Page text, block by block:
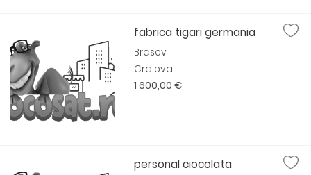
fabrica tigari germania
Brasov
Craiova
1 600,00 €
personal ciocolata